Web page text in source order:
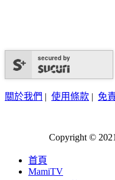
secured by
關於我們 | 使用條款 | 免
Copyright ©
首頁
MamiTV